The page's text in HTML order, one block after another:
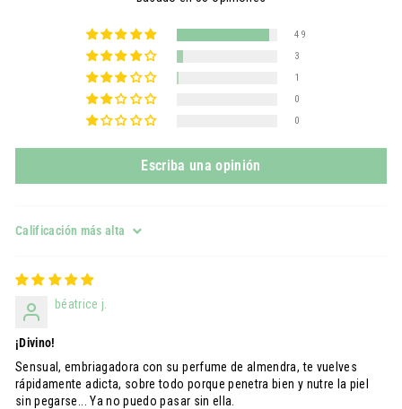
49
3
1
0
0
Escriba una opinión
Sort by
béatrice j.
¡Divino!
Sensual, embriagadora con su perfume de almendra, te vuelves
rápidamente adicta, sobre todo porque penetra bien y nutre la piel
sin pegarse... Ya no puedo pasar sin ella.